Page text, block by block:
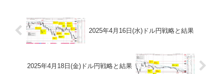
2025年4月16日(水)ドル円戦略と結果
2025年4月18日(金)ドル円戦略と結果